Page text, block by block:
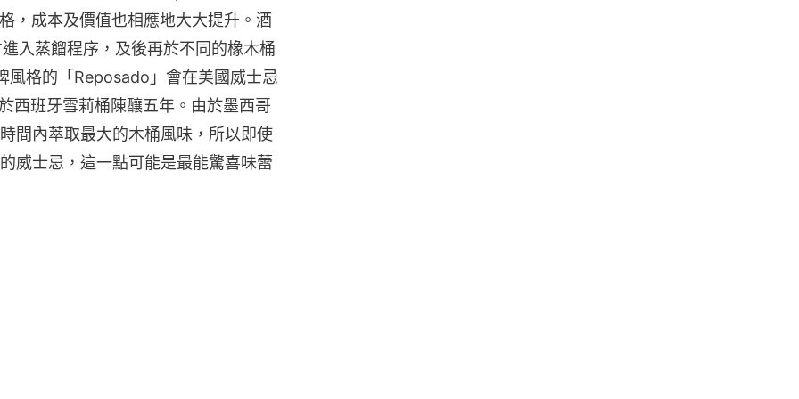
，成本及價值也相應地大大提升。酒
入蒸餾程序，及後再於不同的橡木桶
風格的「Reposado」會在美國威士忌
西班牙雪莉桶陳釀五年。由於墨西哥
間內萃取最大的木桶風味，所以即使
威士忌，這一點可能是最能驚喜味蕾